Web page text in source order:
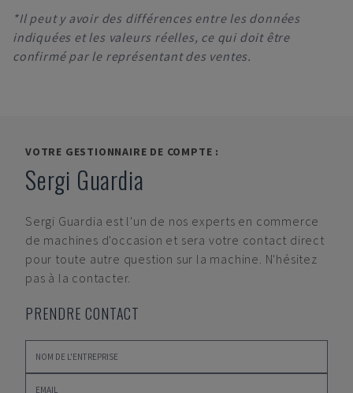
*Il peut y avoir des différences entre les données
indiquées et les valeurs réelles, ce qui doit être
confirmé par le représentant des ventes.
VOTRE GESTIONNAIRE DE COMPTE :
Sergi Guardia
Sergi Guardia est l'un de nos experts en commerce
de machines d'occasion et sera votre contact direct
pour toute autre question sur la machine. N'hésitez
pas à la contacter.
PRENDRE CONTACT